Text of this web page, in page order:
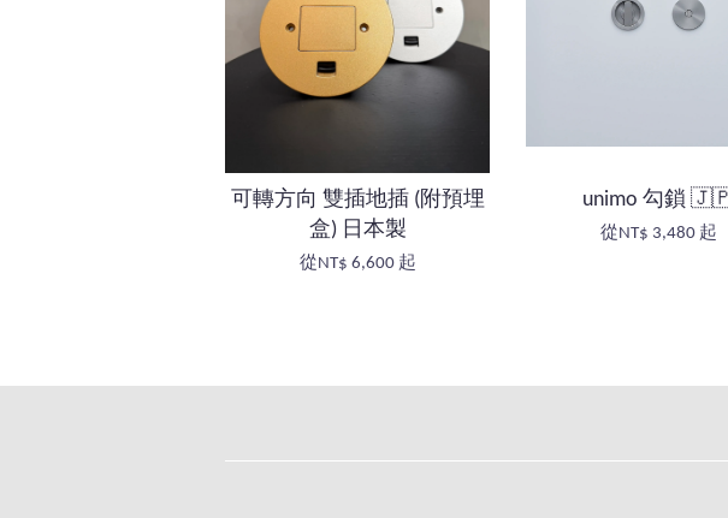
可轉方向 雙插地插 (附預埋
盒) 日本製
從NT$ 6,600 起
unimo 勾鎖
從NT$ 3,480 起